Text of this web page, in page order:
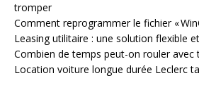
tromper
Comment reprogrammer le fichier «
Leasing utilitaire : une solution flexible
Combien de temps peut-on rouler avec
Location voiture longue durée Leclerc